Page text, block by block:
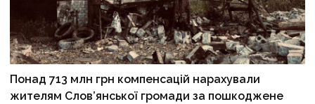
Понад 713 млн грн компенсацій нарахували
жителям Слов’янської громади за пошкоджене